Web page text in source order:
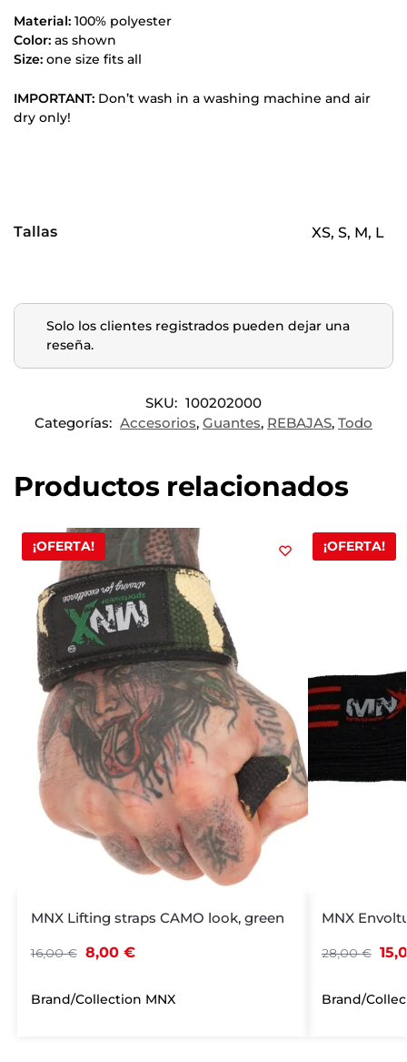
Material: 100% polyester
Color: as shown
Size: one size fits all
IMPORTANT: Don’t wash in a washing machine and air
dry only!
Tallas XS, S, M, L
Solo los clientes registrados pueden dejar una
reseña.
SKU: 100202000
Categorías: Accesorios, Guantes, REBAJAS, Todo
Productos relacionados
¡OFERTA!
MNX Lifting straps CAMO look, green
16,00€ 8,00€
Brand/Collection MNX
¡OFERTA!
MNX
28,00€
Brand/